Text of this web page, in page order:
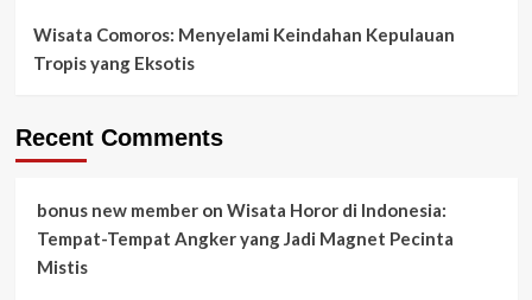
Wisata Comoros: Menyelami Keindahan Kepulauan
Tropis yang Eksotis
Recent Comments
bonus new memberon Wisata Horor di Indonesia:
Tempat-Tempat Angker yang Jadi Magnet Pecinta
Mistis